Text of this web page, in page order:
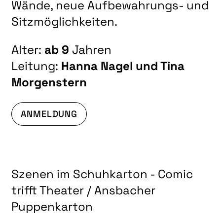
Wände, neue Aufbewahrungs- und
Sitzmöglichkeiten.
Alter: ab 9 Jahren
Leitung: Hanna Nagel und Tina
Morgenstern
ANMELDUNG
Szenen im Schuhkarton - Comic
trifft Theater / Ansbacher
Puppenkarton